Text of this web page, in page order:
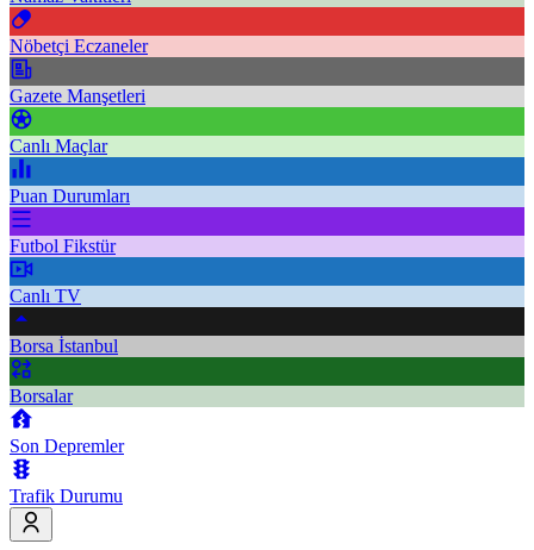
Nöbetçi Eczaneler
Gazete Manşetleri
Canlı Maçlar
Puan Durumları
Futbol Fikstür
Canlı TV
Borsa İstanbul
Borsalar
Son Depremler
Trafik Durumu